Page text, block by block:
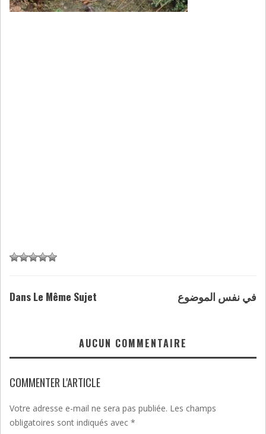
Dans Le Même Sujet في نفس الموضوع
AUCUN COMMENTAIRE
COMMENTER L'ARTICLE
Votre adresse e-mail ne sera pas publiée. Les champs
obligatoires sont indiqués avec *